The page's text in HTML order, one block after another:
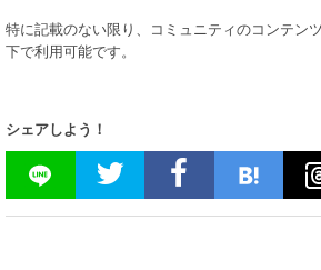
特に記載のない限り、コミュニティのコンテン
下で利用可能です。
シェアしよう！